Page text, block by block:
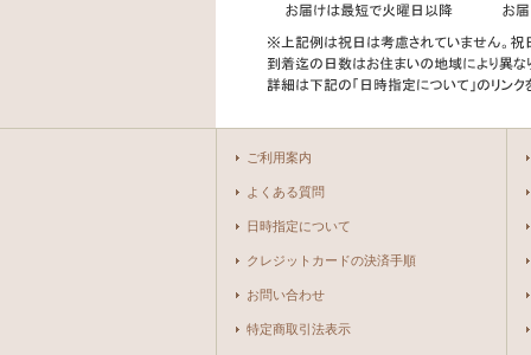
ご利用案内
よくある質問
日時指定について
クレジットカードの決済手順
お問い合わせ
特定商取引法表示